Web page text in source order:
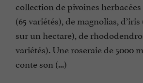
collection de pivoines
(65 variétés), de magnolias, d’iris
sur un hectare), de
variétés). Une roseraie de 5000
conte son (...)